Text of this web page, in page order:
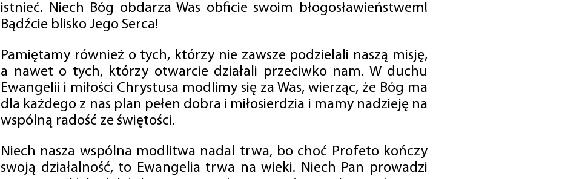
istnieć. Niech Bóg obdarza Was obficie swoim błogosławieństwem!
Bądźcie blisko Jego Serca!
Pamiętamy również o tych, którzy nie zawsze podzielali naszą misję,
a nawet o tych, którzy otwarcie działali przeciwko nam. W duchu
Ewangelii i miłości Chrystusa modlimy się za Was, wierząc, że Bóg ma
dla każdego z nas plan pełen dobra i miłosierdzia i mamy nadzieję na
wspólną radość ze świętości.
Niech nasza wspólna modlitwa nadal trwa, bo choć Profeto kończy
swoją działalność, to Ewangelia trwa na wieki. Niech Pan prowadzi